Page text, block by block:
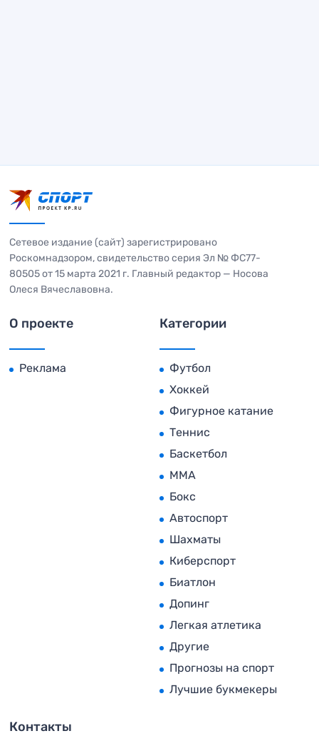
Сетевое издание (сайт) зарегистрировано
Роскомнадзором, свидетельство серия Эл № ФС77-
80505 от 15 марта 2021 г. Главный редактор — Носова
Олеся Вячеславовна.
О проекте
Реклама
Категории
Футбол
Хоккей
Фигурное катание
Теннис
Баскетбол
MMA
Бокс
Автоспорт
Шахматы
Киберспорт
Биатлон
Допинг
Легкая атлетика
Другие
Прогнозы на спорт
Лучшие букмекеры
Контакты